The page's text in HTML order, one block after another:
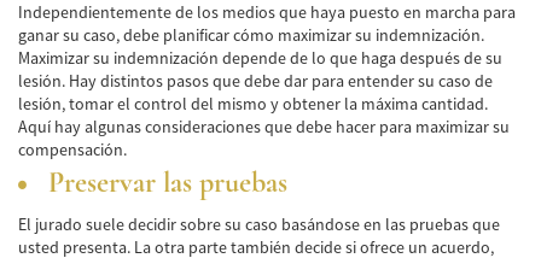
Drug-Related Motorcycle Accident
Hit and Run Motorcycle Accident
Motorcycle Accident FAQ
Motorcycle Accidents Involving Uninsured
Independientemente de los medios que haya puesto en marcha para
ganar su caso, debe planificar cómo maximizar su indemnización.
Maximizar su indemnización depende de lo que haga después de su
lesión. Hay distintos pasos que debe dar para entender su caso de
lesión, tomar el control del mismo y obtener la máxima cantidad.
Aquí hay algunas consideraciones que debe hacer para maximizar su
compensación.
Preservar las pruebas
El jurado suele decidir sobre su caso basándose en las pruebas que
usted presenta. La otra parte también decide si ofrece un acuerdo,